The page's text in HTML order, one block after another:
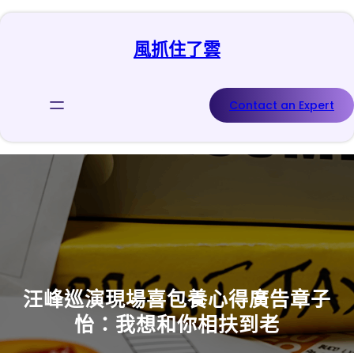
跳
風抓住了雲
Contact an Expert
汪峰巡演現場喜包養心得廣告章子
怡：我想和你相扶到老